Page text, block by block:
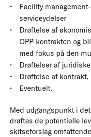
Facility
serviceydelser
Drøftelse af
OPP-kontrakten og
med fokus på den
Drøftelser af
Drøftelse af
Eventuelt.
Med udgangspunkt i
drøftes de potentielle
skitseforslag